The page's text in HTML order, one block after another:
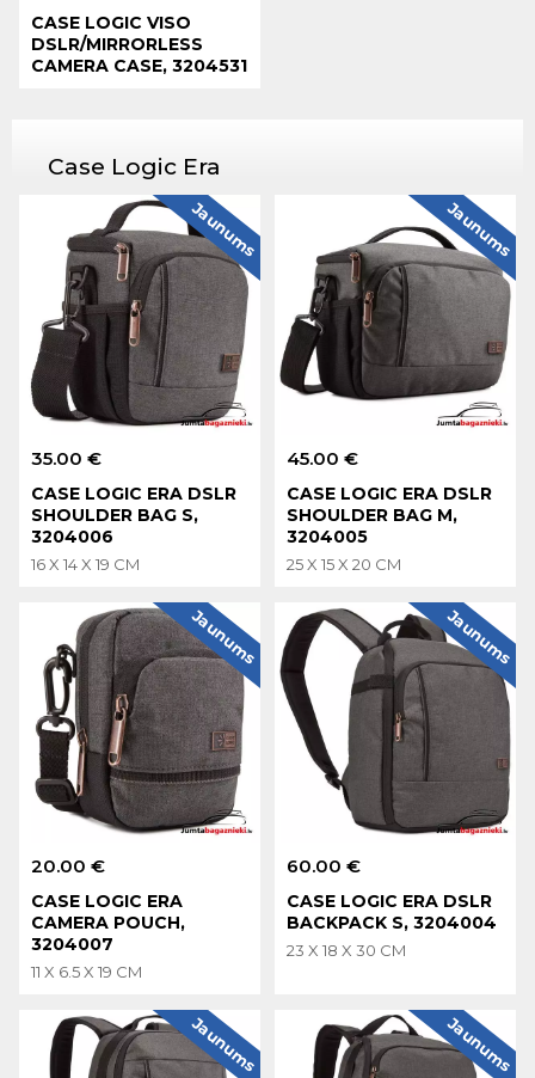
CASE LOGIC VISO
DSLR/MIRRORLESS
CAMERA CASE, 3204531
Case Logic Era
35.00 €
CASE LOGIC ERA DSLR
SHOULDER BAG S,
3204006
16 X 14 X 19 CM
Jaunums
45.00 €
CASE LOGIC ERA DSLR
SHOULDER BAG M,
3204005
25 X 15 X 20 CM
Jaunums
20.00 €
CASE LOGIC ERA
CAMERA POUCH,
3204007
11 X 6.5 X 19 CM
Jaunums
60.00 €
CASE LOGIC ERA DSLR
BACKPACK S, 3204004
23 X 18 X 30 CM
Jaunums
Jaunums Jaunums